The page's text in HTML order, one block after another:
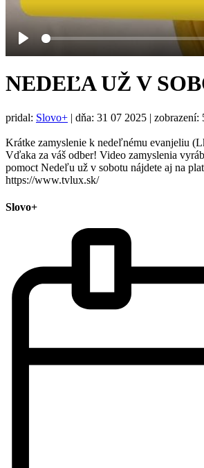
Play
NEDEĽA UŽ V
pridal: Slovo+ | dňa: 31 07 2025 | zobrazení:
Krátke zamyslenie k nedeľnému evanjeliu
Vďaka za váš odber! Video zamyslenia
pomoct Nedeľu už v sobotu nájdete aj na
https://www.tvlux.sk/
Slovo+